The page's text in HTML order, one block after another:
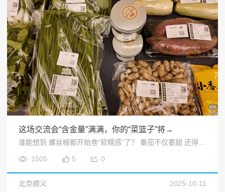
这场交流会“含金量”满满，你的“菜篮子”将→
谁能想到 螺丝椒都开始卷“软糯感”了？ 番茄不仅要甜 还得有颜值 南瓜直接“对标”板栗风味 ……<
1505 5 0
2025-10-11
北京顺义